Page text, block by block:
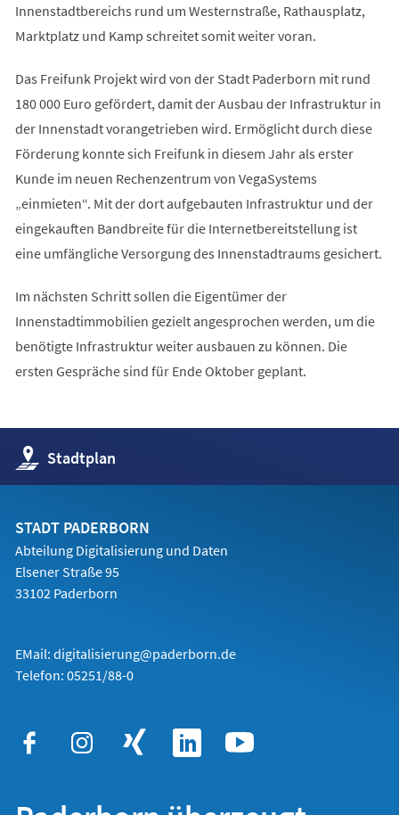
Innenstadtbereichs rund um Westernstraße, Rathausplatz,
Marktplatz und Kamp schreitet somit weiter voran.
Das Freifunk Projekt wird von der Stadt Paderborn mit rund
180 000 Euro gefördert, damit der Ausbau der Infrastruktur in
der Innenstadt vorangetrieben wird. Ermöglicht durch diese
Förderung konnte sich Freifunk in diesem Jahr als erster
Kunde im neuen Rechenzentrum von VegaSystems
„einmieten“. Mit der dort aufgebauten Infrastruktur und der
eingekauften Bandbreite für die Internetbereitstellung ist
eine umfängliche Versorgung des Innenstadtraums gesichert.
Im nächsten Schritt sollen die Eigentümer der
Innenstadtimmobilien gezielt angesprochen werden, um die
benötigte Infrastruktur weiter ausbauen zu können. Die
ersten Gespräche sind für Ende Oktober geplant.
Stadtplan
(Öffnet
in
einem
Tab)
STADT PADERBORN
Abteilung Digitalisierung und Daten
Elsener Straße 95
33102 Paderborn
EMail: digitalisierung@paderborn.de
Telefon: 05251/88-0